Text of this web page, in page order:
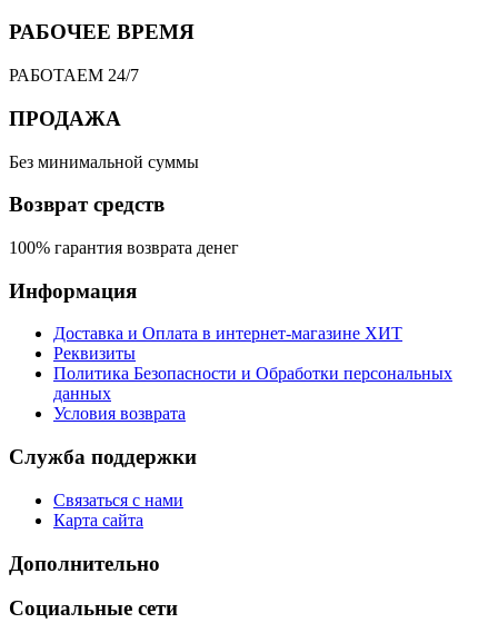
РАБОЧЕЕ ВРЕМЯ
РАБОТАЕМ 24/7
ПРОДАЖА
Без минимальной суммы
Возврат средств
100% гарантия возврата денег
Информация
Доставка и Оплата в интернет-магазине ХИТ
Реквизиты
Политика Безопасности и Обработки персональных
данных
Условия возврата
Служба поддержки
Связаться с нами
Карта сайта
Дополнительно
Социальные сети